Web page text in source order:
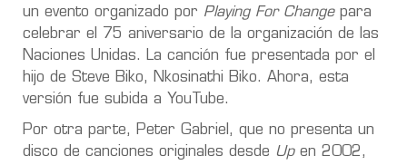
un evento organizado por Playing For Changepara
celebrar el 75 aniversario de la organización de las
Naciones Unidas. La canción fue presentada por el
hijo de Steve Biko, Nkosinathi Biko. Ahora, esta
versión fue subida a YouTube.
Por otra parte, Peter Gabriel, que no presenta un
disco de canciones originales desde Upen 2002,